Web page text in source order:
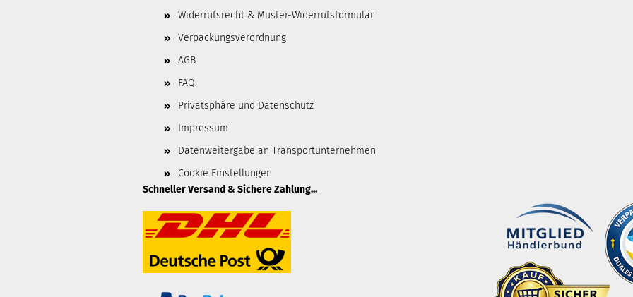
Widerrufsrecht & Muster-Widerrufsformular
Verpackungsverordnung
AGB
FAQ
Privatsphäre und Datenschutz
Impressum
Datenweitergabe an Transportunternehmen
Cookie Einstellungen
Schneller Versand & Sichere Zahlung...